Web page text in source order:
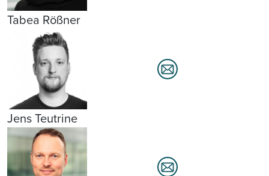
Tabea Rößner
Jens Teutrine